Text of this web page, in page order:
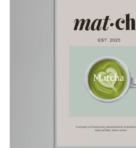
Matcha